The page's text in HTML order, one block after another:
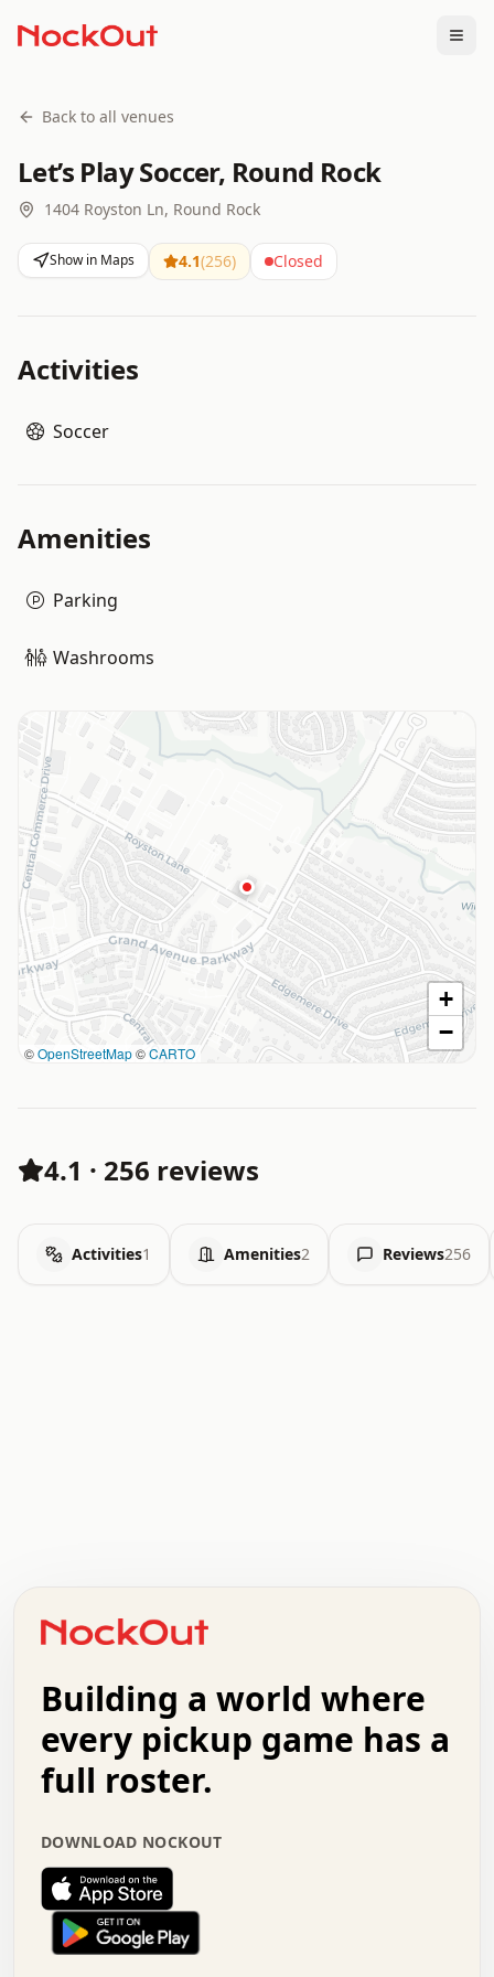
Back to all venues
Let’s Play Soccer, Round Rock
1404 Royston Ln, Round Rock
Show in Maps 4.1(256) Closed
Activities
Soccer
Amenities
Parking
Washrooms
©OpenStreetMap©CARTO
+
−
4.1 · 256 reviews
Activities1 Amenities2 Reviews256
+   .   .   .   .   .   .   .   .   .   +   .   .
.   .   .   .   .   .   .   .   .   .   .   :   .
.   .   .   .   +   .   .   .   .   .   .   .   +
.   :   .   .   .   .   .   .   .   .   o   .   .
.   .   x   .   .   .   .   .   .   :   .   .   o
.   .   .   .   :   .   .   .   .   o   .   .   .
.   .   .   .   .   .   .   :   .   .   .   .   .
.   .   .   .   .   .   .   +   .   .   x   .   .
.   .   .   .   .   :   +   .   .   .   .   .   o
.   .   .   .   .   .   .   .   .   .   .   .   .
.   .   :   o   .   .   .   .   .   .   .   +   .
.   o   .   .   .   .   x   .   .   .   .   .   .
Building a world where
every pickup game has a
full roster.
DOWNLOAD NOCKOUT